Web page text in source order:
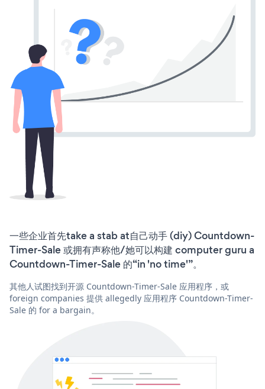
一些企业首先take a stab at自己动手 (diy) Countdown-
Timer-Sale 或拥有声称他/她可以构建 computer guru a
Countdown-Timer-Sale 的“in 'no time'”。
其他人试图找到开源 Countdown-Timer-Sale 应用程序，或
foreign companies 提供 allegedly 应用程序 Countdown-Timer-
Sale 的 for a bargain。